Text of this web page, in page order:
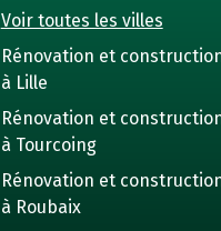
Voir toutes les villes
Rénovation et
à Lille
Rénovation et
à Tourcoing
Rénovation et
à Roubaix